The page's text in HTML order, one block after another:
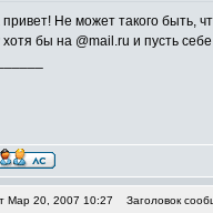
Не может такого быть,
хотя бы на @mail.ru и пусть
Мар 20, 2007 10:27 Заголовок